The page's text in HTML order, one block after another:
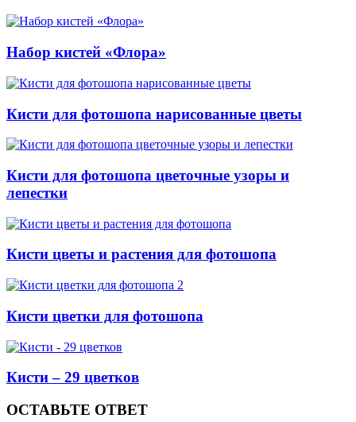
Набор кистей «Флора»
Кисти для фотошопа нарисованные цветы
Кисти для фотошопа цветочные узоры и
лепестки
Кисти цветы и растения для фотошопа
Кисти цветки для фотошопа
Кисти – 29 цветков
ОСТАВЬТЕ ОТВЕТ